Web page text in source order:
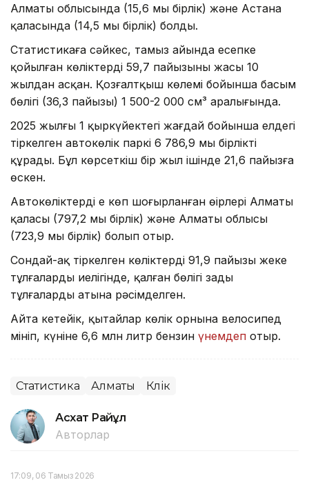
Алматы облысында (15,6 мың бірлік) және Астана
қаласында (14,5 мың бірлік) болды.
Статистикаға сәйкес, тамыз айында есепке
қойылған көліктердің 59,7 пайызының жасы 10
жылдан асқан. Қозғалтқыш көлемі бойынша басым
бөлігі (36,3 пайызы) 1 500-2 000 см³ аралығында.
2025 жылғы 1 қыркүйектегі жағдай бойынша елдегі
тіркелген автокөлік паркі 6 786,9 мың бірлікті
құрады. Бұл көрсеткіш бір жыл ішінде 21,6 пайызға
өскен.
Автокөліктердің ең көп шоғырланған өңірлері Алматы
қаласы (797,2 мың бірлік) және Алматы облысы
(723,9 мың бірлік) болып отыр.
Сондай-ақ тіркелген көліктердің 91,9 пайызы жеке
тұлғалардың иелігінде, қалған бөлігі заңды
тұлғалардың атына рәсімделген.
Айта кетейік, қытайлар көлік орнына велосипед
мініп, күніне 6,6 млн литр бензин үнемдеп отыр.
Статистика Алматы Көлік
Асхат Райқұл
Авторлар
17:09, 06 Тамыз 2026